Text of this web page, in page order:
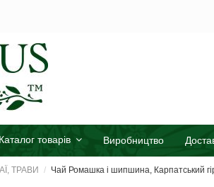
Каталог товарів Виробництво
ТРАВИ Чай Ромашка і шипшина, Карпатський